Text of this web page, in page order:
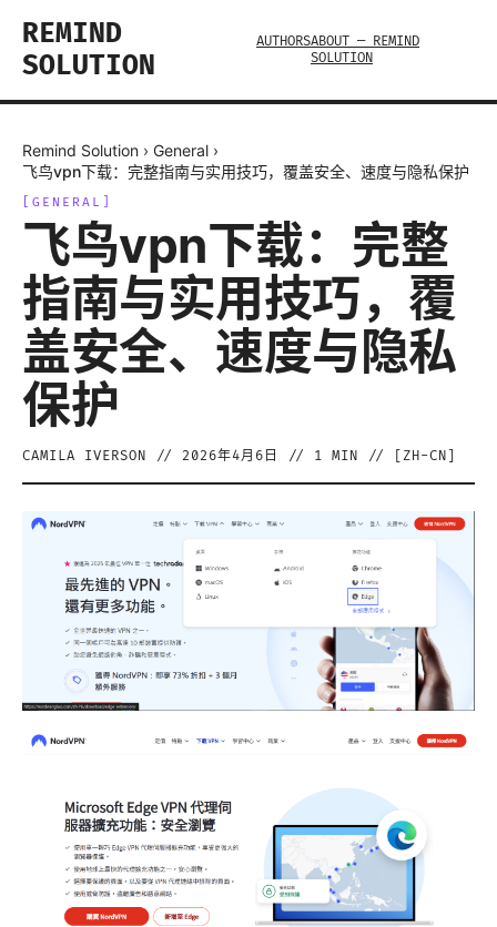
REMIND
SOLUTION
AUTHORSABOUT — REMIND
SOLUTION
Remind Solution › General ›
飞鸟vpn下载：完整指南与实用技巧，覆盖安全、速度与隐私保护
GENERAL
飞鸟vpn下载：完整
指南与实用技巧，覆
盖安全、速度与隐私
保护
CAMILA IVERSON // 2026年4月6日 // 1 MIN // [ ZH-CN